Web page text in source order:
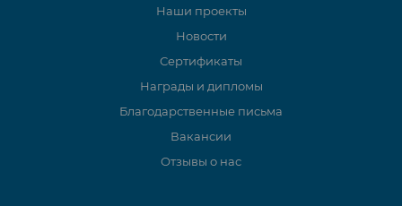
Наши проекты
Новости
Сертификаты
Награды и дипломы
Благодарственные письма
Вакансии
Отзывы о нас